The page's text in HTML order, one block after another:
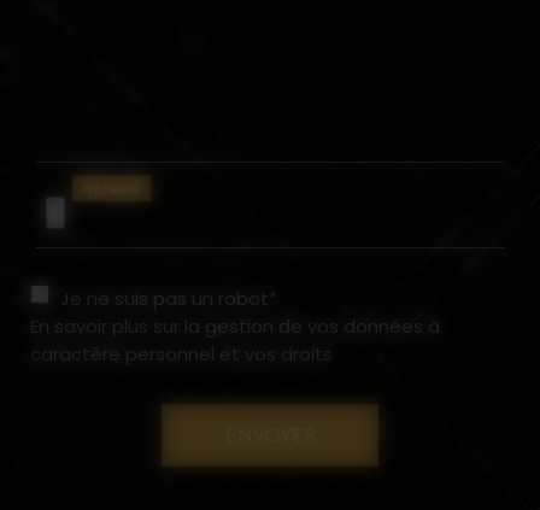
Je ne suis pas un robot*
En savoir plus sur la gestion de vos données à
caractère personnel et vos droits